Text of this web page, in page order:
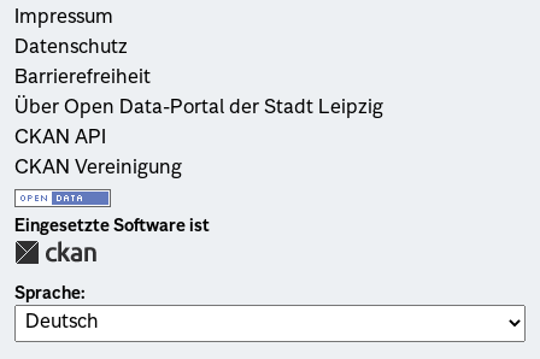
Impressum
Datenschutz
Barrierefreiheit
Über Open Data-Portal der Stadt Leipzig
CKAN API
CKAN Vereinigung
Eingesetzte Software ist
Sprache